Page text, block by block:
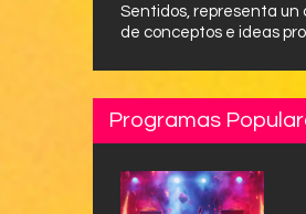
Sentidos, representa un
de conceptos e ideas
Programas